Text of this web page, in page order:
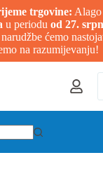
trgovine:
u periodu od 27.
ćemo
na razumijevanju!